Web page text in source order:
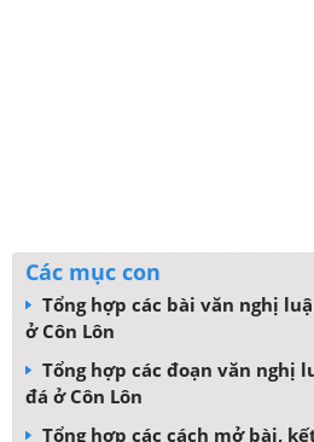
Các mục con
Tổng hợp các bài văn nghị
ở Côn Lôn
Tổng hợp các đoạn văn nghị
đá ở Côn Lôn
Tổng hợp các cách mở bài,